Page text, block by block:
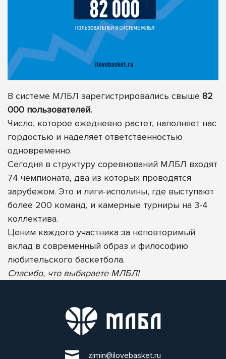
В системе МЛБЛ зарегистрировались свыше 82
000 пользователей.
Число, которое ежедневно растет, наполняет нас
гордостью и наделяет ответственностью
одновременно.
Сегодня в структуру соревнований МЛБЛ входят
74 чемпионата, два из которых проводятся
зарубежом. Это и лиги-исполины, где выступают
более 200 команд, и камерные турниры на 3-4
коллектива.
Ценим каждого участника за неповторимый
вклад в современный образ и философию
любительского баскетбола.
Спасибо, что выбираете МЛБЛ!
zimin@ilovebasket.ru